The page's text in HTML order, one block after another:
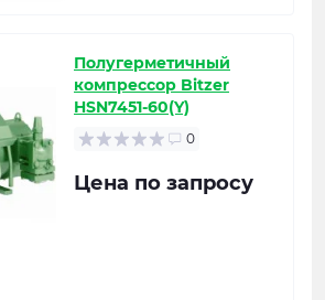
Полугерметичный
компрессор Bitzer
HSN7451-60(Y)
0
Цена по запросу